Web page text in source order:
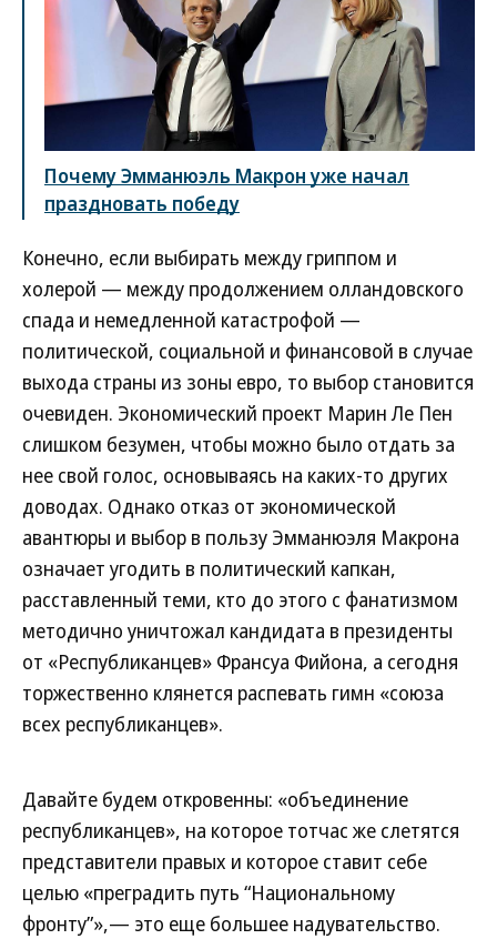
Почему Эмманюэль Макрон уже начал
праздновать победу
Конечно, если выбирать между гриппом и
холерой — между продолжением олландовского
спада и немедленной катастрофой —
политической, социальной и финансовой в случае
выхода страны из зоны евро, то выбор становится
очевиден. Экономический проект Марин Ле Пен
слишком безумен, чтобы можно было отдать за
нее свой голос, основываясь на каких-то других
доводах. Однако отказ от экономической
авантюры и выбор в пользу Эмманюэля Макрона
означает угодить в политический капкан,
расставленный теми, кто до этого с фанатизмом
методично уничтожал кандидата в президенты
от «Республиканцев» Франсуа Фийона, а сегодня
торжественно клянется распевать гимн «союза
всех республиканцев».
Давайте будем откровенны: «объединение
республиканцев», на которое тотчас же слетятся
представители правых и которое ставит себе
целью «преградить путь “Национальному
фронту”»,— это еще большее надувательство.